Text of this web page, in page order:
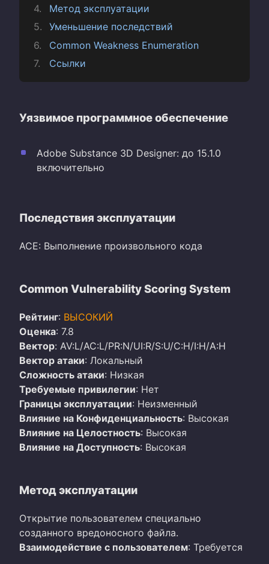
Метод эксплуатации
Уменьшение последствий
Common Weakness Enumeration
Ссылки
Уязвимое программное обеспечение
Adobe Substance 3D Designer: до 15.1.0
включительно
Последствия эксплуатации
ACE: Выполнение произвольного кода
Common Vulnerability Scoring System
Рейтинг: ВЫСОКИЙ
Оценка: 7.8
Вектор: AV:L/AC:L/PR:N/UI:R/S:U/C:H/I:H/A:H
Вектор атаки: Локальный
Сложность атаки: Низкая
Требуемые привилегии: Нет
Границы эксплуатации: Неизменный
Влияние на Конфиденциальность: Высокая
Влияние на Целостность: Высокая
Влияние на Доступность: Высокая
Метод эксплуатации
Открытие пользователем специально
созданного вредоносного файла.
Взаимодействие с пользователем: Требуется